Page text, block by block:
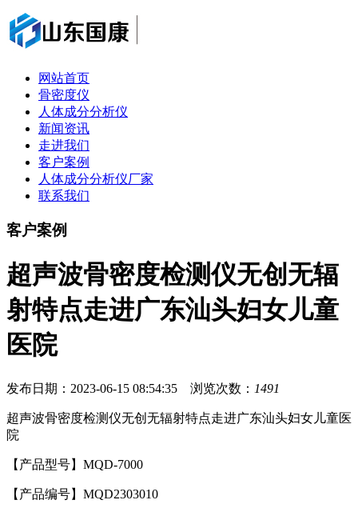
网站首页
骨密度仪
人体成分分析仪
新闻资讯
走进我们
客户案例
人体成分分析仪厂家
联系我们
客户案例
超声波骨密度检测仪无创无辐
射特点走进广东汕头妇女儿童
医院
发布日期：2023-06-15 08:54:35 浏览次数： 1491
超声波骨密度检测仪无创无辐射特点走进广东汕头妇女儿童医
院
【产品型号】MQD-7000
【产品编号】MQD2303010